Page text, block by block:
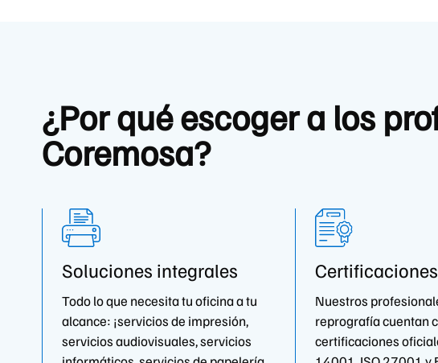
¿Por qué escoger a los
Coremosa?
Soluciones integrales
Todo lo que necesita tu oficina a tu
alcance: ¡servicios de impresión,
servicios audiovisuales, servicios
Certificaciones
Nuestros
reprografía cuentan
certificaciones